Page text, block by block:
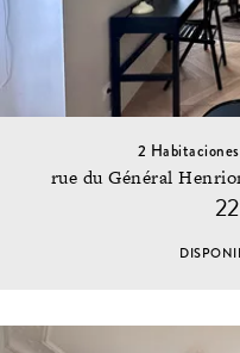
2
rue du Général